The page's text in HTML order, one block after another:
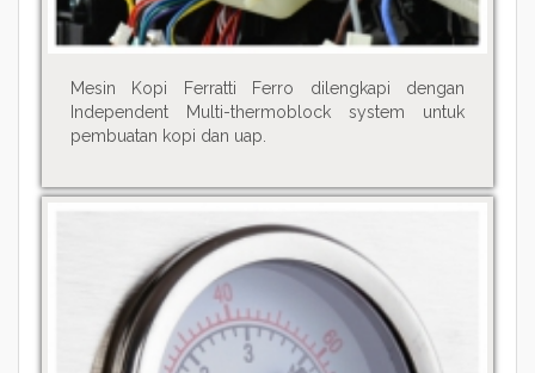
Mesin Kopi Ferratti Ferro dilengkapi dengan
Independent Multi-thermoblock system untuk
pembuatan kopi dan uap.